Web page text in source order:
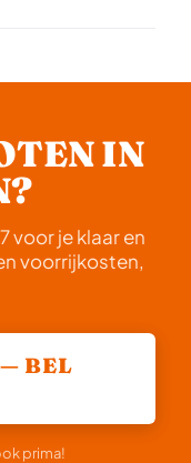
is, kan
IN
voor je klaar en
voorrijkosten,
BEL
prima!